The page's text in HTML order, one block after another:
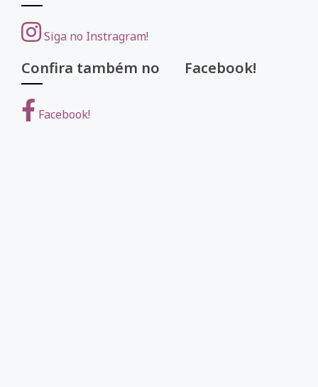
Siga no Instragram!
Confira também no Facebook!
Facebook!